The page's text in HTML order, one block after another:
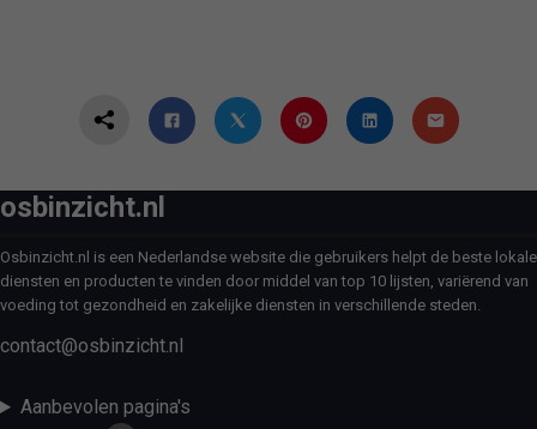
osbinzicht.nl
Osbinzicht.nl is een Nederlandse website die gebruikers helpt de beste lokale
diensten en producten te vinden door middel van top 10 lijsten, variërend van
voeding tot gezondheid en zakelijke diensten in verschillende steden.
contact@osbinzicht.nl
Aanbevolen pagina's